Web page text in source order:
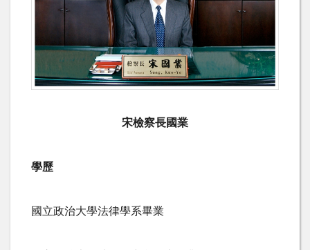
宋檢察長國業
學歷
國立政治大學法律學系畢業